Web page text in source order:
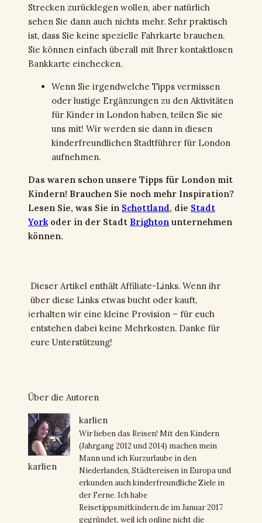
Strecken zurücklegen wollen, aber natürlich
sehen Sie dann auch nichts mehr. Sehr praktisch
ist, dass Sie keine spezielle Fahrkarte brauchen.
Sie können einfach überall mit Ihrer kontaktlosen
Bankkarte einchecken.
Wenn Sie irgendwelche Tipps vermissen
oder lustige Ergänzungen zu den Aktivitäten
für Kinder in London haben, teilen Sie sie
uns mit! Wir werden sie dann in diesen
kinderfreundlichen Stadtführer für London
aufnehmen.
Das waren schon unsere Tipps für London mit
Kindern! Brauchen Sie noch mehr Inspiration?
Lesen Sie, was Sie in Schottland, die Stadt
York oder in der Stadt Brighton unternehmen
können.
ℹ
Dieser Artikel enthält Affiliate-Links. Wenn ihr
über diese Links etwas bucht oder kauft,
erhalten wir eine kleine Provision – für euch
entstehen dabei keine Mehrkosten. Danke für
eure Unterstützung!
Über die Autoren
karlien
karlien
Wir lieben das Reisen! Mit den Kindern
(Jahrgang 2012 und 2014) machen mein
Mann und ich Kurzurlaube in den
Niederlanden, Städtereisen in Europa und
erkunden auch kinderfreundliche Ziele in
der Ferne. Ich habe
Reisetippsmitkindern.de im Januar 2017
gegründet, weil ich online nicht die